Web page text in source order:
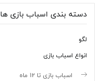
دسته بندی اسباب بازی ها
لگو
انواع اسباب بازی
اسباب بازی تا 12 ماه